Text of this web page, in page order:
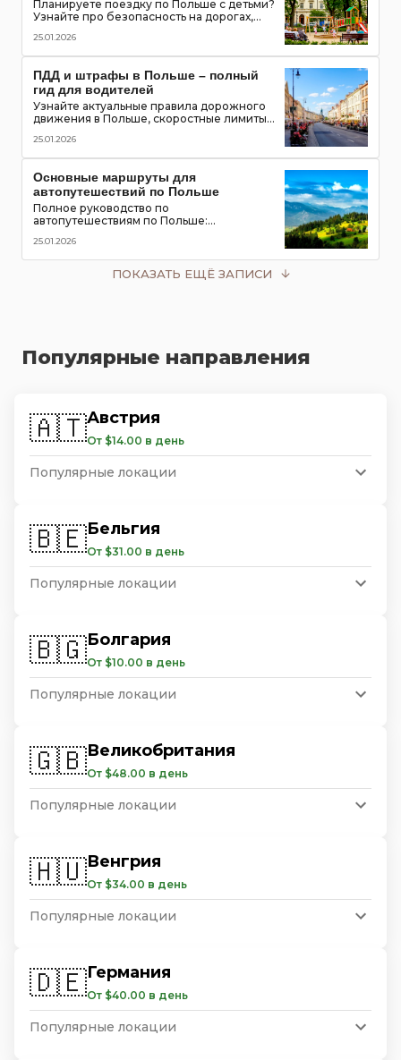
Планируете поездку по Польше с детьми?
Узнайте про безопасность на дорогах,
полезные приложения для путешествия
всей семьей
25.01.2026
ПДД и штрафы в Польше – полный
гид для водителей
Узнайте актуальные правила дорожного
движения в Польше, скоростные лимиты,
обязательное оборудование в
автомобиле и размеры штрафов для
25.01.2026
Основные маршруты для
автопутешествий по Польше
Полное руководство по
автопутешествиям по Польше:
достопримечательности, замки, горы и
озёра, советы для водителей
25.01.2026
ПОКАЗАТЬ ЕЩЁ ЗАПИСИ
Популярные направления
🇦🇹Австрия
От $14.00 в день
Популярные локации
🇧🇪Бельгия
От $31.00 в день
Популярные локации
🇧🇬Болгария
От $10.00 в день
Популярные локации
🇬🇧Великобритания
От $48.00 в день
Популярные локации
🇭🇺Венгрия
От $34.00 в день
Популярные локации
🇩🇪Германия
От $40.00 в день
Популярные локации